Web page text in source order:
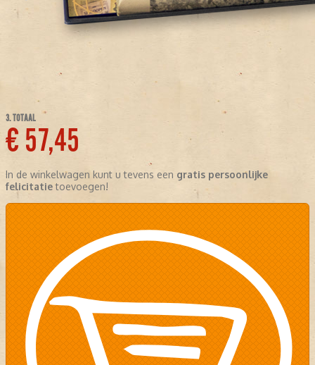
3. TOTAAL
€ 57,45
In de winkelwagen kunt u tevens een gratis persoonlijke
felicitatietoevoegen!